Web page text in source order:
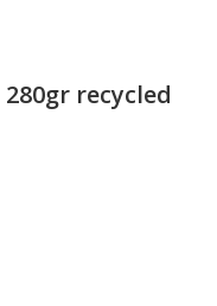
recycled